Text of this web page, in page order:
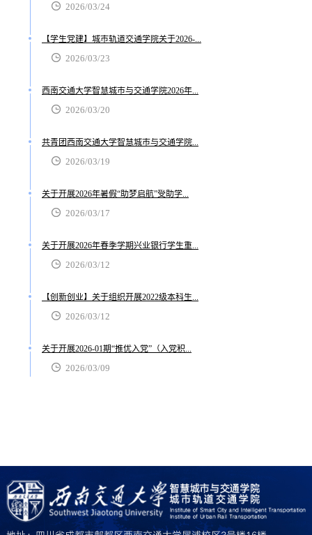
2026/03/24
【学生党建】城市轨道交通学院关于2026-...
2026/03/23
西南交通大学智慧城市与交通学院2026年...
2026/03/20
共青团西南交通大学智慧城市与交通学院...
2026/03/19
关于开展2026年暑假“助梦启航”受助学...
2026/03/17
关于开展2026年春季学期兴业银行学生重...
2026/03/12
【创新创业】关于组织开展2022级本科生...
2026/03/12
关于开展2026-01期“推优入党”（入党积...
2026/03/09